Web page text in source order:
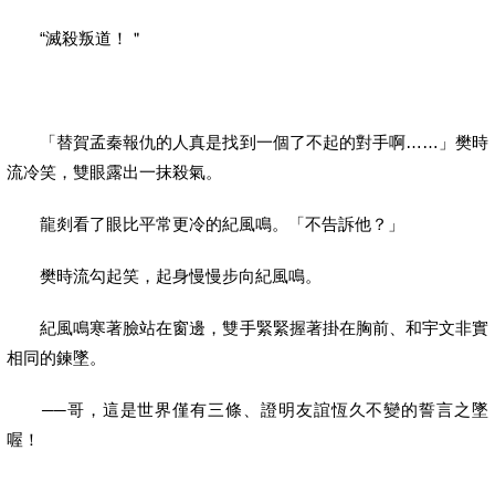
“滅殺叛道！＂
「替賀孟秦報仇的人真是找到一個了不起的對手啊……」樊時
流冷笑，雙眼露出一抹殺氣。
龍剡看了眼比平常更冷的紀風鳴。「不告訴他？」
樊時流勾起笑，起身慢慢步向紀風鳴。
紀風鳴寒著臉站在窗邊，雙手緊緊握著掛在胸前、和宇文非實
相同的鍊墜。
──哥，這是世界僅有三條、證明友誼恆久不變的誓言之墜
喔！